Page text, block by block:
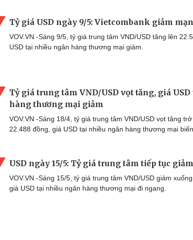
Tỷ giá USD ngày 9/5: Vietcombank giảm
VOV.VN -Sáng 9/5, tỷ giá trung tâm VND/USD tăng lên
USD tại nhiều ngân hàng thương mại giảm.
Tỷ giá trung tâm VND/USD vọt tăng, giá
hàng thương mại giảm
VOV.VN -Sáng 18/4, tỷ giá trung tâm VND/USD vọt tăng
22.488 đồng, giá USD tại nhiều ngân hàng thương mại
USD ngày 15/5: Tỷ giá trung tâm tiếp tục giảm
VOV.VN -Sáng 15/5, tỷ giá trung tâm VND/USD giảm
giá USD tại nhiều ngân hàng thương mại đi ngang.